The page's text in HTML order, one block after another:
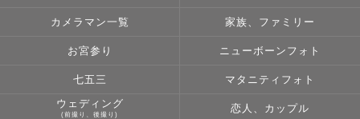
カメラマン一覧 家族、ファミリー
お宮参り ニューボーンフォト
七五三 マタニティフォト
ウェディング
(前撮り、後撮り)
恋人、カップル